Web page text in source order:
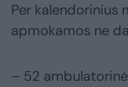
Per kalendorinius
apmokamos ne
– 52